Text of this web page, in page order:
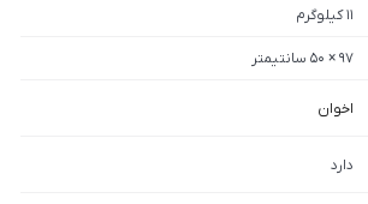
11 کیلوگرم
97 × 50 سانتیمتر
اخوان
دارد